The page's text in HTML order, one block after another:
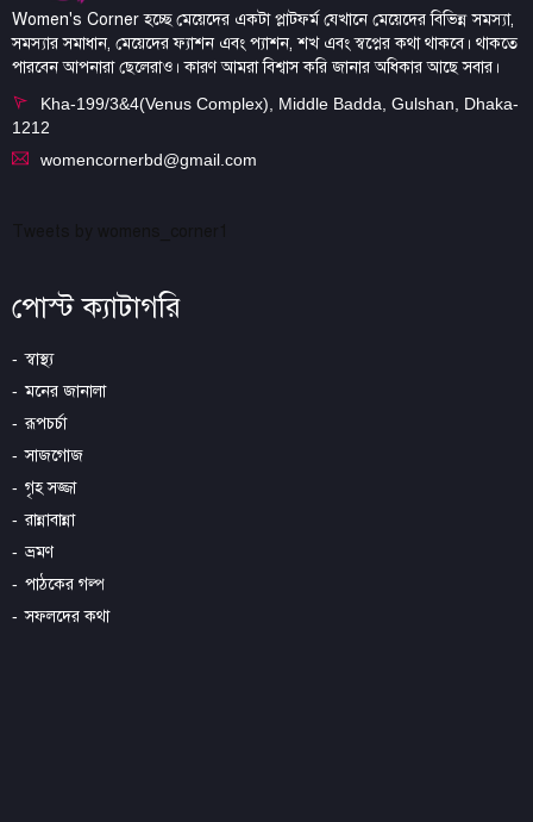
Women's Corner হচ্ছে মেয়েদের একটা প্লাটফর্ম যেখানে মেয়েদের বিভিন্ন সমস্যা,
সমস্যার সমাধান, মেয়েদের ফ্যাশন এবং প্যাশন, শখ এবং স্বপ্নের কথা থাকবে। থাকতে
পারবেন আপনারা ছেলেরাও। কারণ আমরা বিশ্বাস করি জানার অধিকার আছে সবার।
Kha-199/3&4(Venus Complex), Middle Badda, Gulshan, Dhaka-
1212
womencornerbd@gmail.com
পোস্ট ক্যাটাগরি
স্বাস্থ্য
মনের জানালা
রূপচর্চা
সাজগোজ
গৃহ সজ্জা
রান্নাবান্না
ভ্রমণ
পাঠকের গল্প
সফলদের কথা